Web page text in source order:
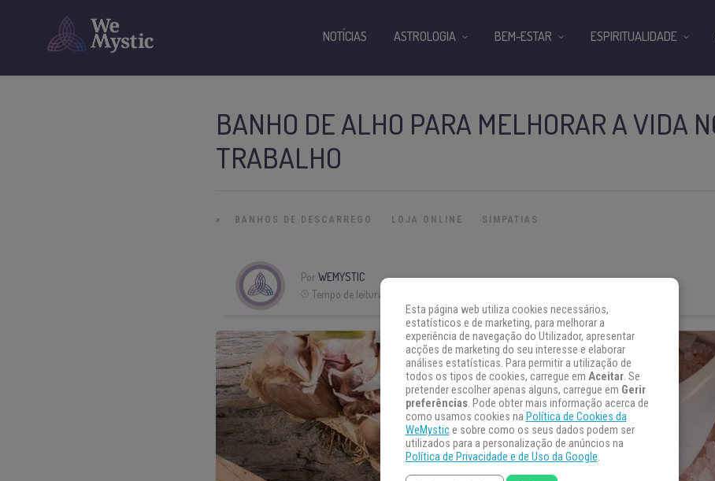
BANHO DE ALHO PARA MELHORAR A VIDA
TRABALHO
» BANHOS DE DESCARREGO LOJA ONLINE SIMPATIAS
PorWEMYSTIC
Tempo de leitura:
NOTÍCIAS ASTROLOGIA BEM-ESTAR ESPIRITUALIDADE
Esta página web utiliza cookies necessários,
estatísticos e de marketing, para melhorar a
experiência de navegação do Utilizador, apresentar
acções de marketing do seu interesse e elaborar
análises estatísticas. Para permitir a utilização de
todos os tipos de cookies, carregue em Aceitar. Se
pretender escolher apenas alguns, carregue em Gerir
preferências. Pode obter mais informação acerca de
como usamos cookies na Política de Cookies da
WeMystice sobre como os seus dados podem ser
utilizados para a personalização de anúncios na
Política de Privacidade e de Uso da Google.